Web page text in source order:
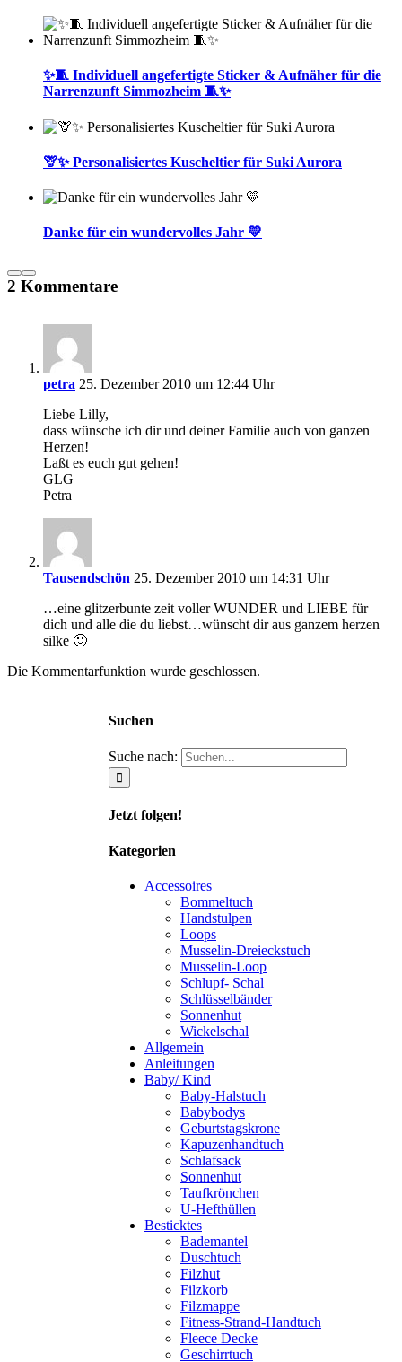
✨🧵 Individuell angefertigte Sticker & Aufnäher für die
Narrenzunft Simmozheim 🧵✨
🦒✨ Personalisiertes Kuscheltier für Suki Aurora
Danke für ein wundervolles Jahr 💛
2 Kommentare
petra 25. Dezember 2010 um 12:44 Uhr
Liebe Lilly,
dass wünsche ich dir und deiner Familie auch von ganzen
Herzen!
Laßt es euch gut gehen!
GLG
Petra
Tausendschön 25. Dezember 2010 um 14:31 Uhr
…eine glitzerbunte zeit voller WUNDER und LIEBE für
dich und alle die du liebst…wünscht dir aus ganzem herzen
silke 🙂
Die Kommentarfunktion wurde geschlossen.
Suchen
Suche nach:
Jetzt folgen!
Kategorien
Accessoires
Bommeltuch
Handstulpen
Loops
Musselin-Dreieckstuch
Musselin-Loop
Schlupf- Schal
Schlüsselbänder
Sonnenhut
Wickelschal
Allgemein
Anleitungen
Baby/ Kind
Baby-Halstuch
Babybodys
Geburtstagskrone
Kapuzenhandtuch
Schlafsack
Sonnenhut
Taufkrönchen
U-Hefthüllen
Besticktes
Bademantel
Duschtuch
Filzhut
Filzkorb
Filzmappe
Fitness-Strand-Handtuch
Fleece Decke
Geschirrtuch